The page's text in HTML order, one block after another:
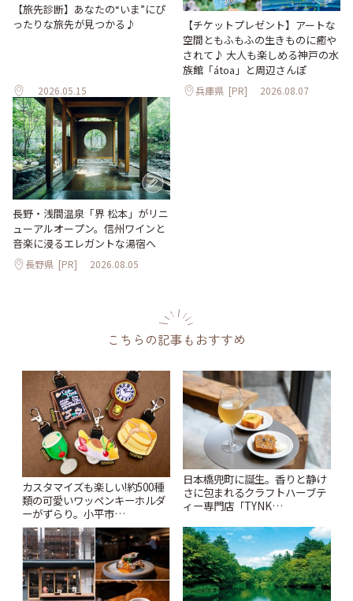
【旅先診断】あなたの“いま”にぴ
ったりな旅先が見つかる♪
2026.05.15
【チケットプレゼント】アートな
空間ともふもふの生きものに癒や
されて♪ 大人も楽しめる神戸の水
族館「átoa」と周辺さんぽ
兵庫県 [PR] 2026.08.07
長野・浅間温泉「界 松本」がリニ
ューアルオープン。信州ワインと
音楽に浸るエレガントな湯宿へ
長野県 [PR] 2026.08.05
こちらの記事もおすすめ
カスタマイズも楽しい!約500種
類の可愛いワッペンキーホルダ
ーがずらり。小平市
「Kimamaya T&K」 | ことりっ
ぷ
日本橋兜町に誕生。香りと静け
さに包まれるクラフトハーブテ
ィー専門店「TYNK